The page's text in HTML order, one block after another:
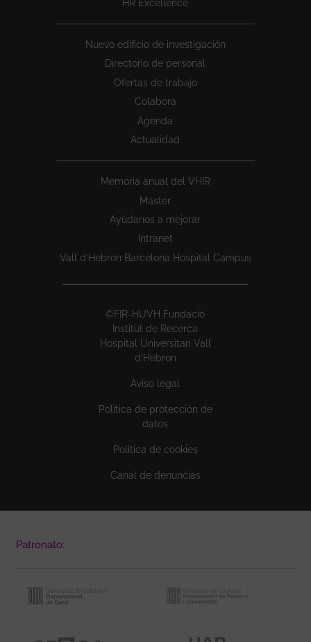
HR Excellence
Nuevo edificio de investigación
Directorio de personal
Ofertas de trabajo
Colabora
Agenda
Actualidad
Memoria anual del VHIR
Máster
Ayúdanos a mejorar
Intranet
Vall d’Hebron Barcelona Hospital Campus
©FIR-HUVH Fundació
Institut de Recerca
Hospital Universitari Vall
d'Hebron
Aviso legal
Política de protección de
datos
Política de cookies
Canal de denuncias
Patronato: